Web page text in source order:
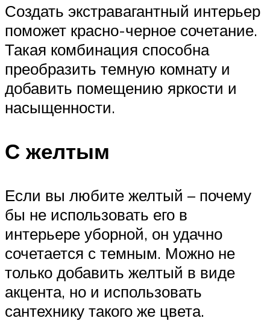
Создать экстравагантный интерьер
поможет красно-черное сочетание.
Такая комбинация способна
преобразить темную комнату и
добавить помещению яркости и
насыщенности.
С желтым
Если вы любите желтый – почему
бы не использовать его в
интерьере уборной, он удачно
сочетается с темным. Можно не
только добавить желтый в виде
акцента, но и использовать
сантехнику такого же цвета.